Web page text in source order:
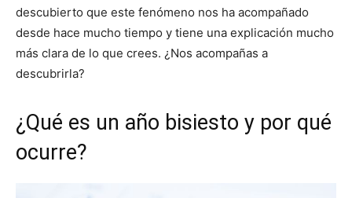
descubierto que este fenómeno nos ha acompañado
desde hace mucho tiempo y tiene una explicación mucho
más clara de lo que crees. ¿Nos acompañas a
descubrirla?
¿Qué es un año bisiesto y por qué
ocurre?